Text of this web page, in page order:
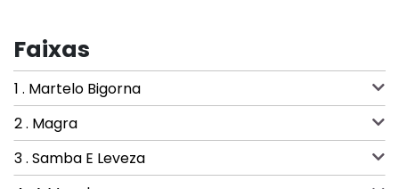
Faixas
1 . Martelo Bigorna
2 . Magra
3 . Samba E Leveza